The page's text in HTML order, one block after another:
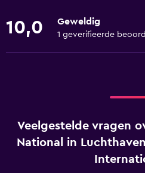
10,0 Geweldig
1 geverifieerde
Veelgestelde vragen
National in